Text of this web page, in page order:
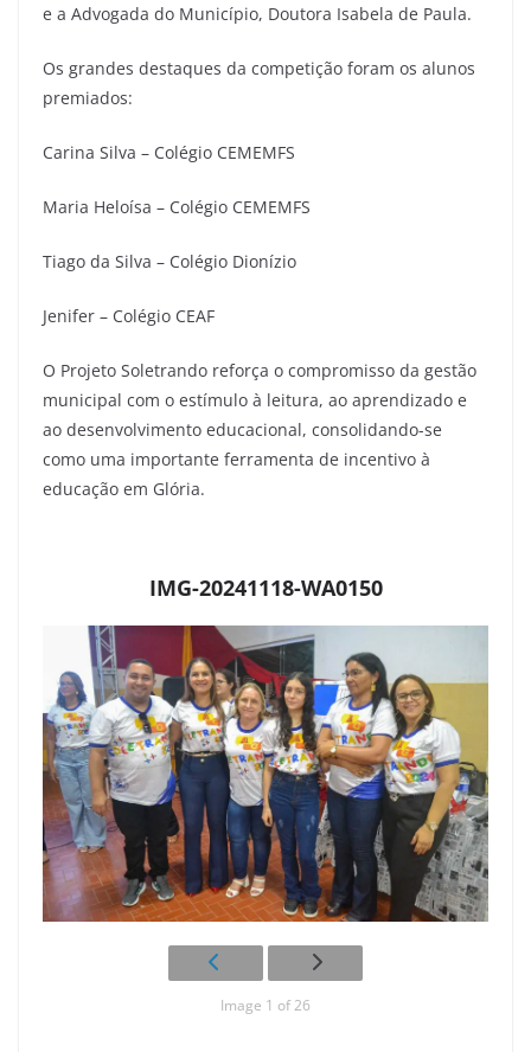
e a Advogada do Município, Doutora Isabela de Paula.
Os grandes destaques da competição foram os alunos
premiados:
Carina Silva – Colégio CEMEMFS
Maria Heloísa – Colégio CEMEMFS
Tiago da Silva – Colégio Dionízio
Jenifer – Colégio CEAF
O Projeto Soletrando reforça o compromisso da gestão
municipal com o estímulo à leitura, ao aprendizado e
ao desenvolvimento educacional, consolidando-se
como uma importante ferramenta de incentivo à
educação em Glória.
IMG-20241118-WA0150
Image 1 of 26